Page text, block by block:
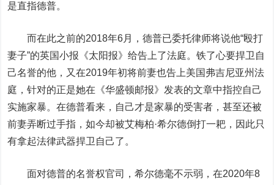
是直指德普。
而在此之前的2018年6月，德普已委托律师将说他“殴打
妻子”的英国小报《太阳报》给告上了法庭。铁了心要捍卫自
己名誉的他，又在2019年初将前妻也告上美国弗吉尼亚州法
庭，针对的正是她在《华盛顿邮报》发表的文章中指控自己
实施家暴。在德普看来，自己才是家暴的受害者，甚至还被
前妻弄断过手指，如今却被艾梅柏·希尔德倒打一耙，因此只
有拿起法律武器捍卫自己了。
面对德普的名誉权官司，希尔德毫不示弱，在2020年8